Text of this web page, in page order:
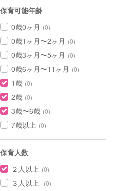
保育可能年齢
0歳0ヶ月 (0)
0歳1ヶ月〜2ヶ月 (0)
0歳3ヶ月〜5ヶ月 (0)
0歳6ヶ月〜11ヶ月 (0)
1歳 (0)
2歳 (0)
3歳〜6歳 (0)
7歳以上 (0)
保育人数
２人以上 (0)
３人以上 (0)